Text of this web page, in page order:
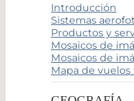
Introducción
Sistemas
Productos y
Mosaicos de
Mosaicos de
Mapa de